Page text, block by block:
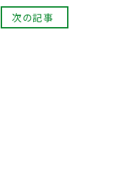
次の記事